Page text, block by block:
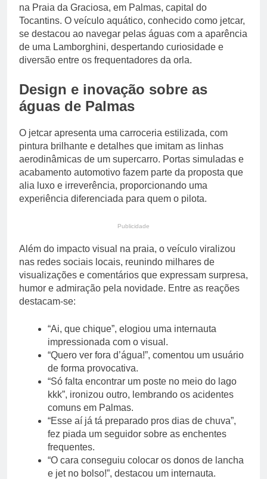
na Praia da Graciosa, em Palmas, capital do
Tocantins. O veículo aquático, conhecido como jetcar,
se destacou ao navegar pelas águas com a aparência
de uma Lamborghini, despertando curiosidade e
diversão entre os frequentadores da orla.
Design e inovação sobre as
águas de Palmas
O jetcar apresenta uma carroceria estilizada, com
pintura brilhante e detalhes que imitam as linhas
aerodinâmicas de um supercarro. Portas simuladas e
acabamento automotivo fazem parte da proposta que
alia luxo e irreverência, proporcionando uma
experiência diferenciada para quem o pilota.
Publicidade
Além do impacto visual na praia, o veículo viralizou
nas redes sociais locais, reunindo milhares de
visualizações e comentários que expressam surpresa,
humor e admiração pela novidade. Entre as reações
destacam-se:
“Ai, que chique”, elogiou uma internauta
impressionada com o visual.
“Quero ver fora d’água!”, comentou um usuário
de forma provocativa.
“Só falta encontrar um poste no meio do lago
kkk”, ironizou outro, lembrando os acidentes
comuns em Palmas.
“Esse aí já tá preparado pros dias de chuva”,
fez piada um seguidor sobre as enchentes
frequentes.
“O cara conseguiu colocar os donos de lancha
e jet no bolso!”, destacou um internauta.